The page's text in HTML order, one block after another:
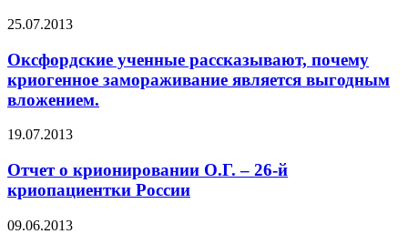
25.07.2013
Оксфордские ученные рассказывают, почему
криогенное замораживание является выгодным
вложением.
19.07.2013
Отчет о крионировании О.Г. – 26-й
криопациентки России
09.06.2013